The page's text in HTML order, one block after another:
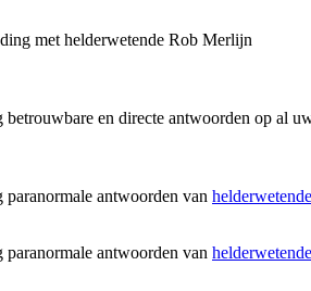
met helderwetende Rob Merlijn
betrouwbare en directe antwoorden op al
paranormale antwoorden van
paranormale antwoorden van